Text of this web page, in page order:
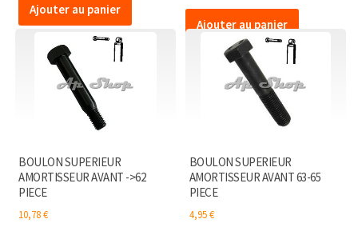
Ajouter au panier
Ajouter au panier
BOULON SUPERIEUR
AMORTISSEUR AVANT ->62
PIECE
10,78€
BOULON SUPERIEUR
AMORTISSEUR AVANT 63-65
PIECE
4,95€